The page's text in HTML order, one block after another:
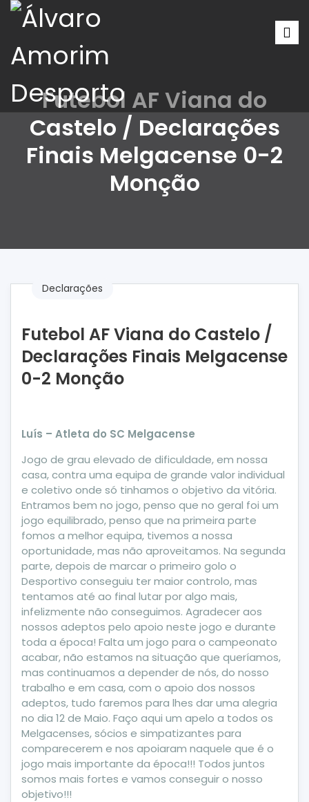
Futebol AF Viana do
Castelo / Declarações
Finais Melgacense 0-2
Monção
Declarações
Futebol AF Viana do Castelo /
Declarações Finais Melgacense
0-2 Monção
Luís – Atleta do SC Melgacense
Jogo de grau elevado de dificuldade, em nossa
casa, contra uma equipa de grande valor individual
e coletivo onde só tinhamos o objetivo da vitória.
Entramos bem no jogo, penso que no geral foi um
jogo equilibrado, penso que na primeira parte
fomos a melhor equipa, tivemos a nossa
oportunidade, mas não aproveitamos. Na segunda
parte, depois de marcar o primeiro golo o
Desportivo conseguiu ter maior controlo, mas
tentamos até ao final lutar por algo mais,
infelizmente não conseguimos. Agradecer aos
nossos adeptos pelo apoio neste jogo e durante
toda a época! Falta um jogo para o campeonato
acabar, não estamos na situação que queríamos,
mas continuamos a depender de nós, do nosso
trabalho e em casa, com o apoio dos nossos
adeptos, tudo faremos para lhes dar uma alegria
no dia 12 de Maio. Faço aqui um apelo a todos os
Melgacenses, sócios e simpatizantes para
comparecerem e nos apoiaram naquele que é o
jogo mais importante da época!!! Todos juntos
somos mais fortes e vamos conseguir o nosso
objetivo!!!